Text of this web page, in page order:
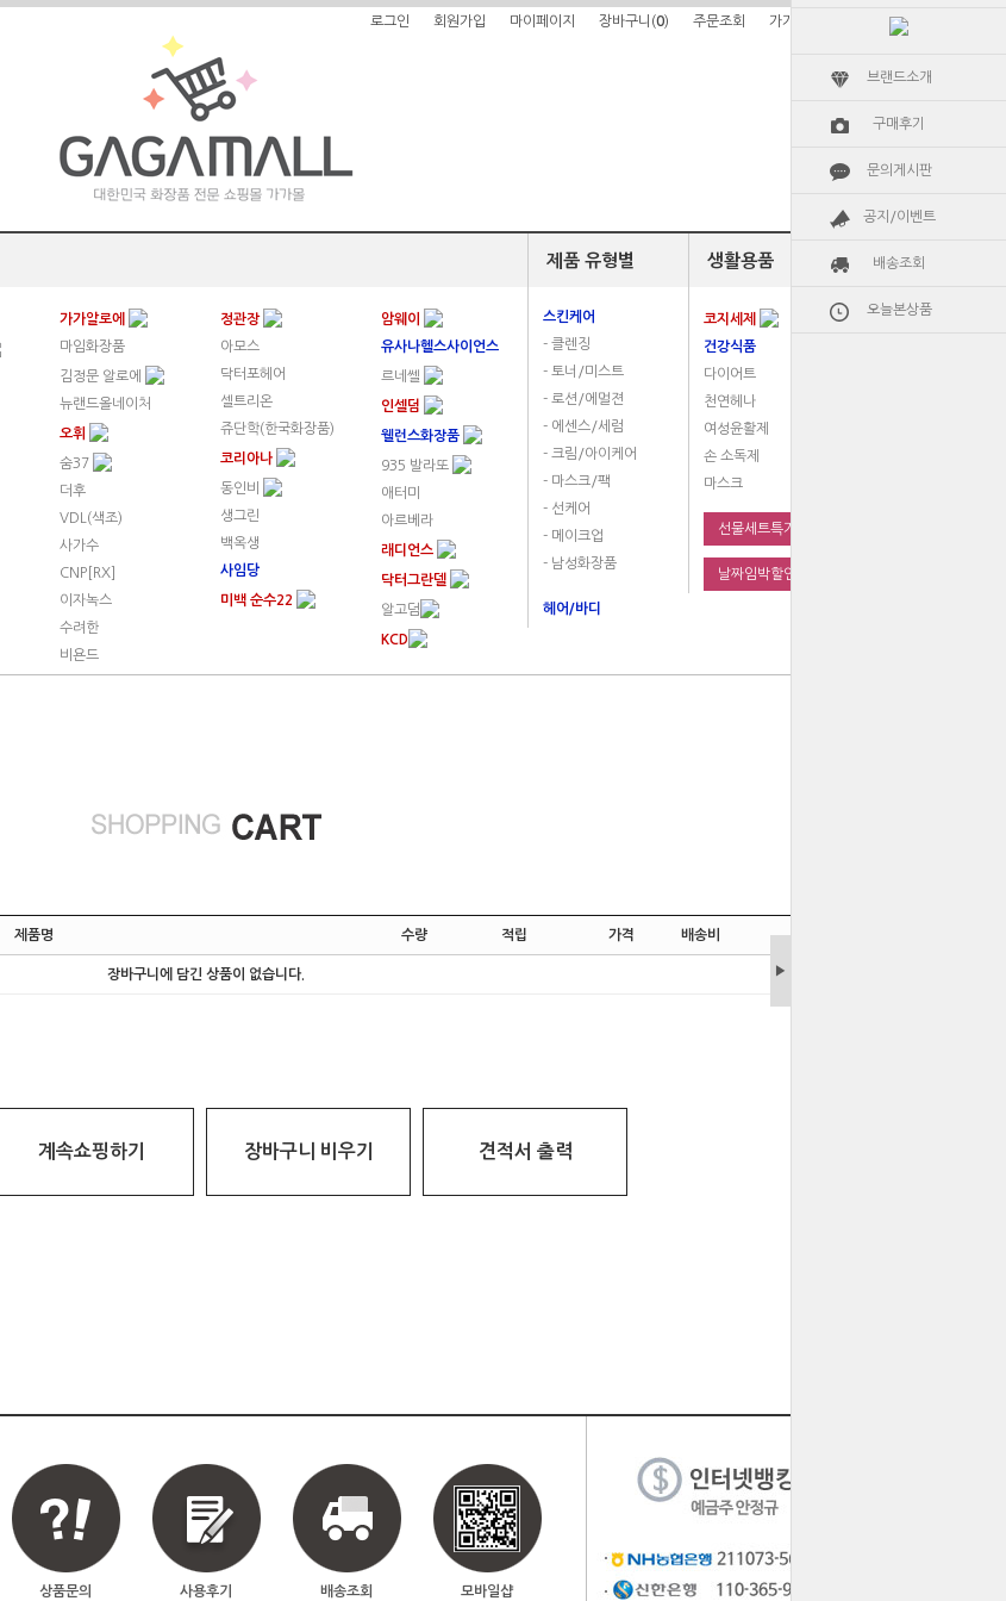
▶
브랜드소개
구매후기
문의게시판
공지/이벤트
배송조회
오늘본상품
로그인 회원가입 마이페이지 장바구니(0) 주문조회 가가알로에소개
가가알로에
마임화장품
김정문 알로에
뉴랜드올네이처
오휘
숨37
더후
VDL(색조)
사가수
CNP[RX]
이자녹스
수려한
비욘드
정관장
아모스
닥터포헤어
셀트리온
쥬단학(한국화장품)
코리아나
동인비
생그린
백옥생
사임당
미백 순수22
암웨이
유사나헬스사이언스
르네쎌
인셀덤
웰런스화장품
935 발라또
애터미
아르베라
래디언스
닥터그란델
알고덤
KCD
제품 유형별
스킨케어
- 클렌징
- 토너/미스트
- 로션/에멀젼
- 에센스/세럼
- 크림/아이케어
- 마스크/팩
- 선케어
- 메이크업
- 남성화장품
헤어/바디
생활용품
코지세제
건강식품
다이어트
천연헤나
여성윤활제
손 소독제
마스크
선물세트특가
날짜임박할인
제품명 수량 적립 가격 배송비
장바구니에 담긴 상품이 없습니다.
계속쇼핑하기 장바구니 비우기 견적서 출력
상품문의 사용후기 배송조회 모바일샵